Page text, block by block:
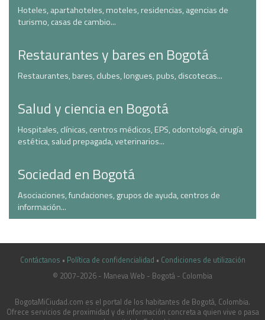
Hoteles, apartahoteles, moteles, residencias, agencias de
turismo, casas de cambio...
Restaurantes y bares en Bogotá
Restaurantes, bares, clubes, longues, pubs, discotecas...
Salud y ciencia en Bogotá
Hospitales, clínicas, centros médicos, EPS, odontología, cirugía
estética, salud prepagada, veterinarios...
Sociedad en Bogotá
Asociaciones, fundaciones, grupos de ayuda, centros de
información...
Contáctanos • Política de confidencialidad • Condiciones de utilización
© 2007-2026 - Maneva Web - Bogotá - Colombia
casinoluck.ca
BogotaMiCiudad.com es el portal de los habitantes de Bogotá, Colombia.
Ofrece servicios de proximidad y de información concreta a quien vive o pasa